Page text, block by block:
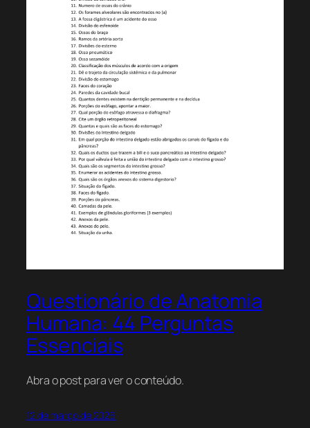
Questionário de Anatomia
Humana: 44 Perguntas
Essenciais
Abra o post para ver o conteúdo.
12 de março de 2026